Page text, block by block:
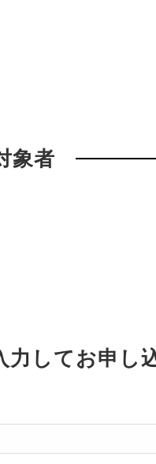
象者
力してお申し